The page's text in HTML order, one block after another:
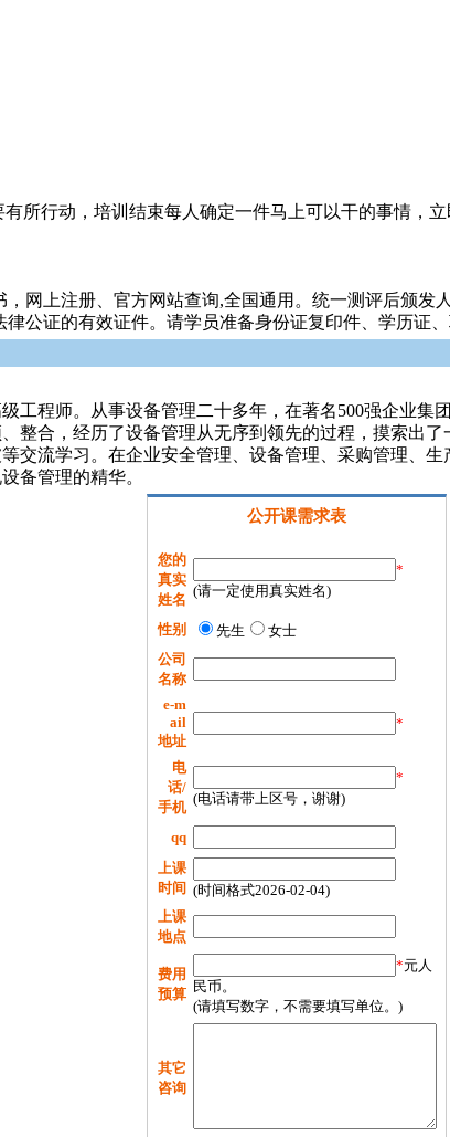
所行动，培训结束每人确定一件马上可以干的事情，立
网上注册、官方网站查询,全国通用。统一测评后颁
公证的有效证件。请学员准备身份证复印件、学历证
工程师。从事设备管理二十多年，在著名500强企业
整合，经历了设备管理从无序到领先的过程，摸索出
交流学习。在企业安全管理、设备管理、采购管理、
备管理的精华。
公开课需求表
您的
真实
姓名
*
(请一定使用真实姓名)
性别 先生
女士
公司
名称
e-m
ail
地址
*
电
话/
手机
*
(电话请带上区号，谢谢)
qq
上课
时间 (时间格式2026-02-04)
上课
地点
费用
预算
*元人
民币。
(请填写数字，不需要填写单位。)
其它
咨询